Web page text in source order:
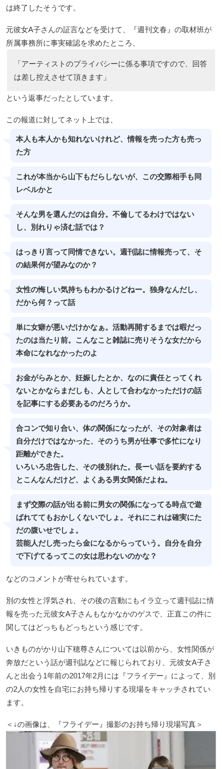
は終了したそうです。
元彼女A子さんの証言などを受けて、『週刊文春』の取材班が
所属事務所に事実確認を求めたところ、
「アーティストのプライバシーに係る事項ですので、回答
は差し控えさせて頂きます」
という返事だったとしています。
この報道に対してネット上では、
本人も本人かも知れないけれど、情報を売った方も売っ
た方
これが本当から山下もだらしないが、この交際相手も同
レベルかと
そんな男を選んだのは自分。不倫してるわけではない
し、別れりゃ済む話では？
はっきり言って同情できない。週刊誌に情報売って、そ
の結果何が望みなのか？
女性の悔しい気持ちもわかるけどねー。独身なんだし、
だから何？って話
単に女癖が悪いだけかなぁ。活動再開するまでは暇だっ
たのは当たり前。こんなこと雑誌に売りそうな女だから
本命になれなかったのよ
お金がらみとか、妊娠したとか、なのに責任とってくれ
ないとかならまだしも、人として合わなかっただけの話
を記事にする必要あるのだろうか。
合コンで知り合い、体の関係になったが、その対象者は
自分だけではなかった、そのうち男が仕事で多忙になり
距離ができた。
いろいろ忠告した、その後別れた。長ーい話を要約する
とこんなんだけど、よくある男女関係だよね。
まず交際の話が出る前に男女の関係になってる時点で遊
ばれててもおかしくないでしょ。それにこれは確実にた
だの腹いせでしょ。
芸能人だし売ったら金になるからっていう。自分を自分
で下げてるってこの女は思わないのかな？
などのコメントが寄せられています。
別の女性と浮気され、その後の言動にもイラ立って週刊誌に情
報を売った元彼女A子さんもなかなかのゲスで、正直この件に
関してはどっちもどっちという感じです。
いきものがかり山下穂尊さんについては以前から、女性関係が
奔放だという話が週刊誌などに報じられており、元彼女A子さ
んと出会う1年前の2017年2月には『フライデー』によって、別
の2人の女性を自宅にお持ち帰りする現場をキャッチされてい
ます。
＜↓の画像は、『フライデー』撮影のお持ち帰り現場写真＞